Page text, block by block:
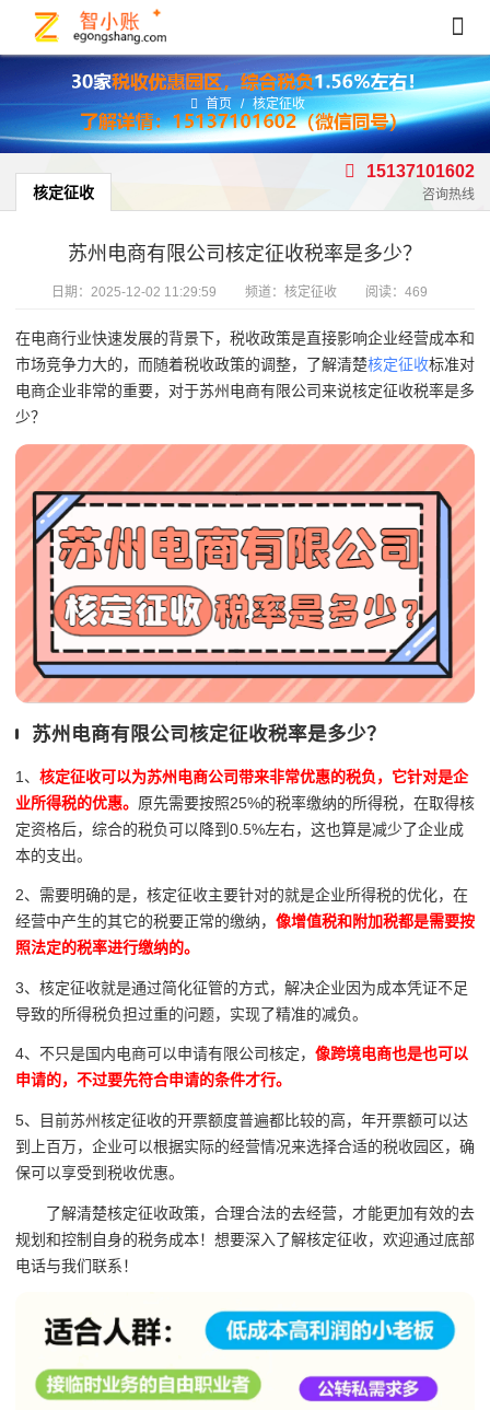
首页 / 核定征收
核定征收
15137101602
咨询热线
苏州电商有限公司核定征收税率是多少？
日期： 2025-12-02 11:29:59 频道： 核定征收 阅读：469
在电商行业快速发展的背景下，税收政策是直接影响企业经营成本和
市场竞争力大的，而随着税收政策的调整，了解清楚核定征收标准对
电商企业非常的重要，对于苏州电商有限公司来说核定征收税率是多
少？
苏州电商有限公司核定征收税率是多少？
1、 核定征收可以为苏州电商公司带来非常优惠的税负，它针对是企
业所得税的优惠。 原先需要按照25%的税率缴纳的所得税，在取得核
定资格后，综合的税负可以降到0.5%左右，这也算是减少了企业成
本的支出。
2、需要明确的是，核定征收主要针对的就是企业所得税的优化，在
经营中产生的其它的税要正常的缴纳， 像增值税和附加税都是需要按
照法定的税率进行缴纳的。
3、核定征收就是通过简化征管的方式，解决企业因为成本凭证不足
导致的所得税负担过重的问题，实现了精准的减负。
4、不只是国内电商可以申请有限公司核定， 像跨境电商也是也可以
申请的，不过要先符合申请的条件才行。
5、目前苏州核定征收的开票额度普遍都比较的高，年开票额可以达
到上百万，企业可以根据实际的经营情况来选择合适的税收园区，确
保可以享受到税收优惠。
了解清楚核定征收政策，合理合法的去经营，才能更加有效的去
规划和控制自身的税务成本！想要深入了解核定征收，欢迎通过底部
电话与我们联系！